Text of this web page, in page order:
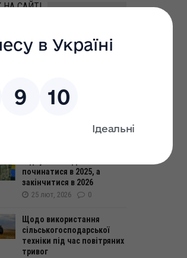
САЙТІ
скорботі: Болехівщина
прощається зі своїм
починатися в 2025, а
закінчитися в 2026
25 лют, 2026 0
Щодо використання
сільськогосподарської
техніки під час повітряних
тривог